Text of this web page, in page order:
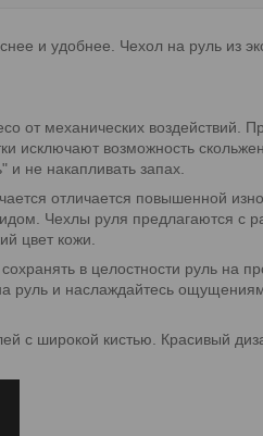
и удобнее. Чехол на руль из
от механических воздействий.
исключают возможность
не накапливать запах.
отличается повышенной
Чехлы руля предлагаются с
цвет кожи.
в целостности руль на
руль и наслаждайтесь
с широкой кистью. Красивый